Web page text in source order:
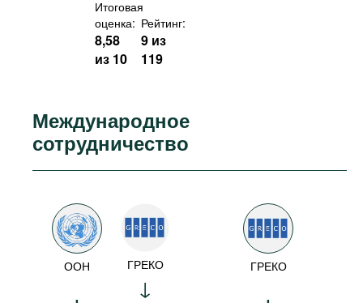
Итоговая
оценка:
8,58
из 10
Рейтинг:
9 из
119
Международное
сотрудничество
ООН ГРЕКО ГРЕКО